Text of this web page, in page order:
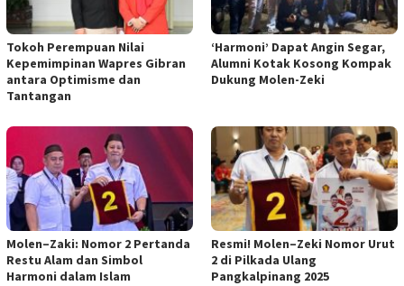
Tokoh Perempuan Nilai
Kepemimpinan Wapres Gibran
antara Optimisme dan
Tantangan
‘Harmoni’ Dapat Angin Segar,
Alumni Kotak Kosong Kompak
Dukung Molen-Zeki
Molen–Zaki: Nomor 2 Pertanda
Restu Alam dan Simbol
Harmoni dalam Islam
Resmi! Molen–Zeki Nomor Urut
2 di Pilkada Ulang
Pangkalpinang 2025